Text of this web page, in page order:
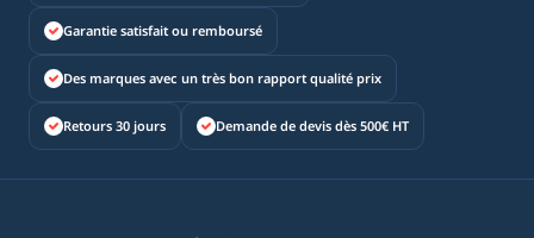
Garantie satisfait ou remboursé
Des marques avec un très bon rapport qualité prix
Retours 30 jours Demande de devis dès 500€ HT